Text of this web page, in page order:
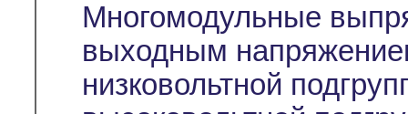
Многомодульные
выходным
низковольтной